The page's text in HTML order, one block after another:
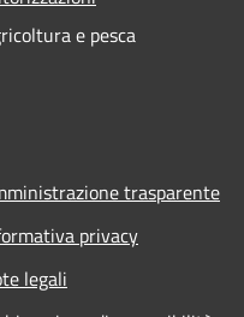
e pesca
trasparente
privacy
legali